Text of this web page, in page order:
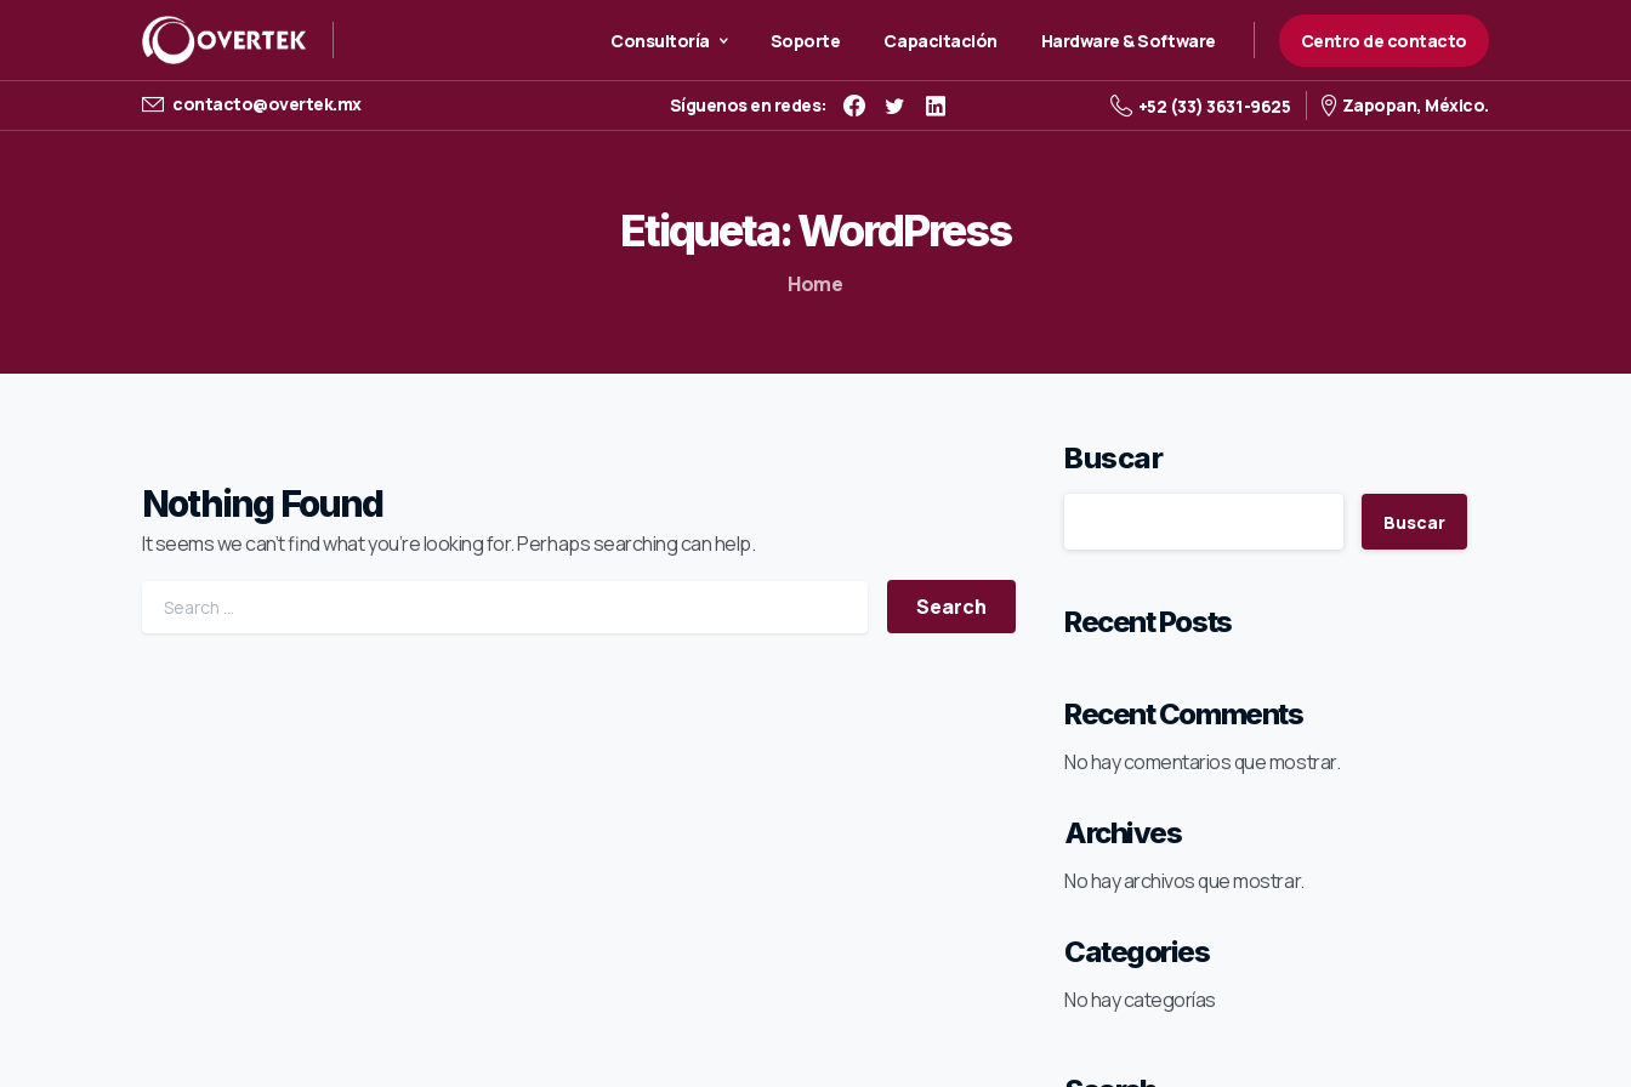
Consultoría Soporte Capacitación Hardware & Software Centro de contacto
contacto@overtek.mx Síguenos en redes: +52 (33) 3631-9625 Zapopan, México.
Etiqueta:WordPress
Home
Nothing Found
It seems we can’t find what you’re looking for. Perhaps searching can help.
Buscar
Buscar
Recent Posts
Recent Comments
No hay comentarios que mostrar.
Archives
No hay archivos que mostrar.
Categories
No hay categorías